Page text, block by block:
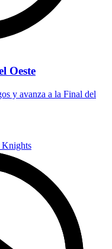
Oeste
y avanza a la Final del